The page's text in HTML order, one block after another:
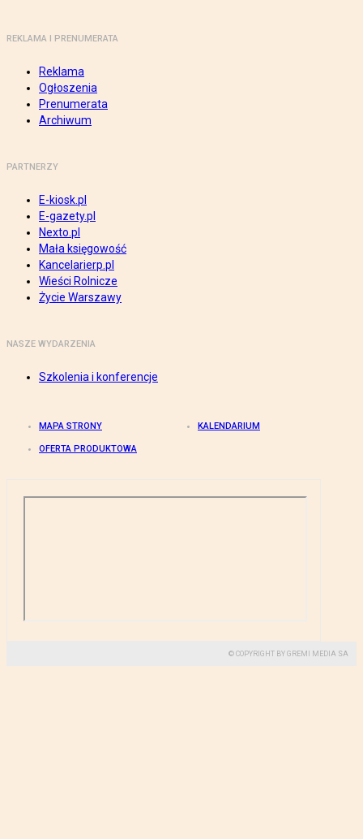
REKLAMA I PRENUMERATA
Reklama
Ogłoszenia
Prenumerata
Archiwum
PARTNERZY
E-kiosk.pl
E-gazety.pl
Nexto.pl
Mała księgowość
Kancelarierp.pl
Wieści Rolnicze
Życie Warszawy
NASZE WYDARZENIA
Szkolenia i konferencje
MAPA STRONY KALENDARIUM
OFERTA PRODUKTOWA
© COPYRIGHT BY GREMI MEDIA SA